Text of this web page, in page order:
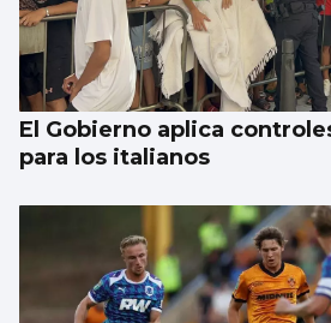
Aprendizaje para observar
mundo’ sin riesgo
El Gobierno aplica
para los italianos